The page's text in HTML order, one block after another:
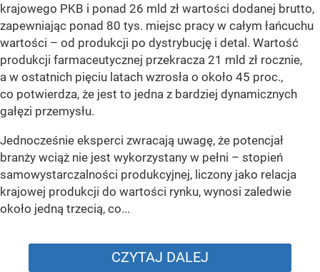
krajowego PKB i ponad 26 mld zł wartości dodanej brutto,
zapewniając ponad 80 tys. miejsc pracy w całym łańcuchu
wartości – od produkcji po dystrybucję i detal. Wartość
produkcji farmaceutycznej przekracza 21 mld zł rocznie,
a w ostatnich pięciu latach wzrosła o około 45 proc.,
co potwierdza, że jest to jedna z bardziej dynamicznych
gałęzi przemysłu.
Jednocześnie eksperci zwracają uwagę, że potencjał
branży wciąż nie jest wykorzystany w pełni – stopień
samowystarczalności produkcyjnej, liczony jako relacja
krajowej produkcji do wartości rynku, wynosi zaledwie
około jedną trzecią, co...
CZYTAJ DALEJ